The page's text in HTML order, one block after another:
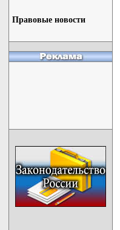
Правовые новости